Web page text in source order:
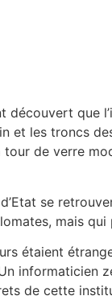
que
et les troncs
de verre
se
mais
étaient
informaticien
de cette